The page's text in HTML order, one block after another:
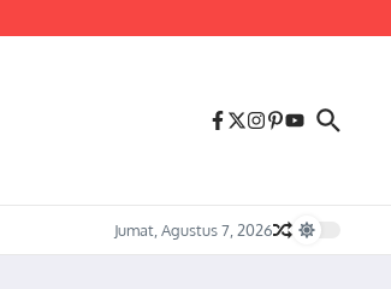
Kelangkaan Solar Bersubsidi.
Jumat, Agustus 7, 2026